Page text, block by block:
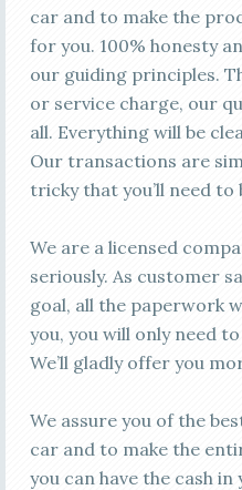
car and to make the
for you. 100% honesty
our guiding principles.
or service charge, our
all. Everything will be
Our transactions are
tricky that you’ll need to
We are a licensed
seriously. As customer
goal, all the paperwork
you, you will only need
We’ll gladly offer you
We assure you of the
car and to make the
you can have the cash